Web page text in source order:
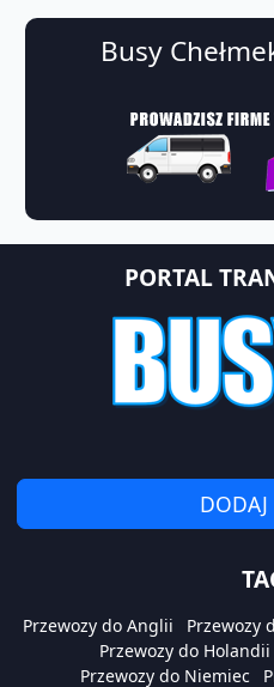
Busy
PORTAL
Przewozy do Anglii Przewozy
Przewozy do Holandii
Przewozy do Niemiec